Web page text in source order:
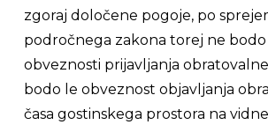
zgoraj določene pogoje, po
področnega zakona torej ne bodo
obveznosti prijavljanja
bodo le obveznost objavljanja
časa gostinskega prostora na